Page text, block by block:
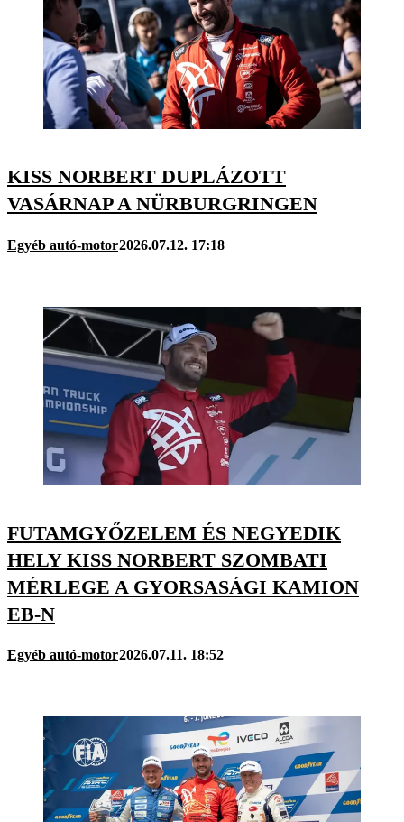
KISS NORBERT DUPLÁZOTT
VASÁRNAP A NÜRBURGRINGEN
Egyéb autó-motor2026.07.12. 17:18
FUTAMGYŐZELEM ÉS NEGYEDIK
HELY KISS NORBERT SZOMBATI
MÉRLEGE A GYORSASÁGI KAMION
EB-N
Egyéb autó-motor2026.07.11. 18:52